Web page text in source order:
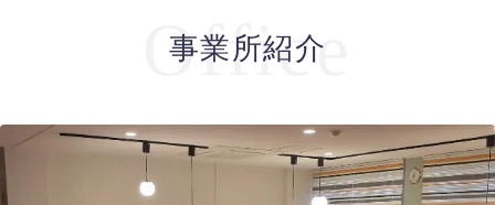
Office
事業所紹介